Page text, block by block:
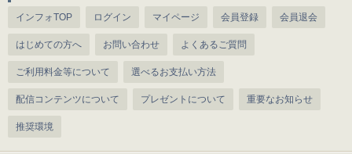
インフォTOP ログイン マイページ 会員登録 会員退会
はじめての方へ お問い合わせ よくあるご質問
ご利用料金等について 選べるお支払い方法
配信コンテンツについて プレゼントについて 重要なお知らせ
推奨環境